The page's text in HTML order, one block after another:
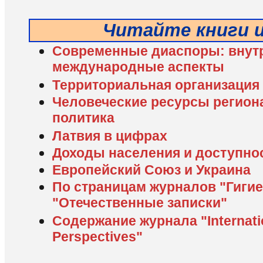
Читайте книги
Современные диаспоры:
международные аспекты
Территориальная
Человеческие ресурсы
политика
Латвия в цифрах
Доходы населения и
Европейский Союз и Украина
По страницам журналов
"Отечественные записки"
Содержание журнала
Perspectives"